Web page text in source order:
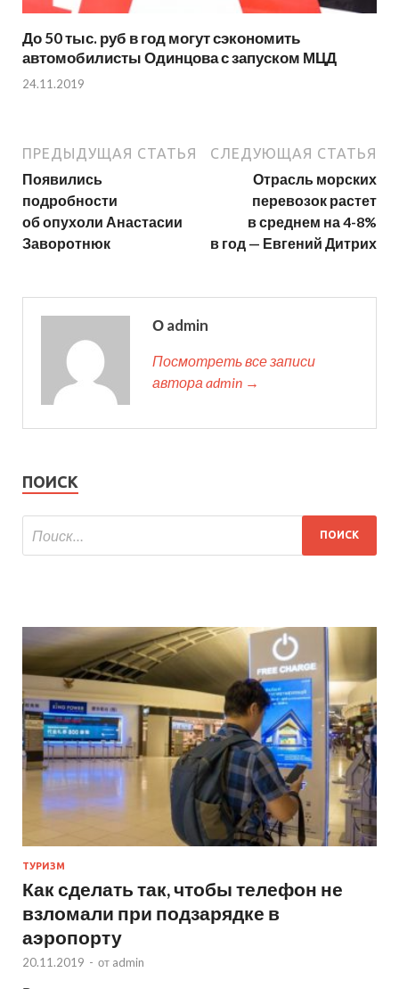
До 50 тыс. руб в год могут сэкономить
автомобилисты Одинцова с запуском МЦД
24.11.2019
ПРЕДЫДУЩАЯ СТАТЬЯ
Появились
подробности
об опухоли Анастасии
Заворотнюк
СЛЕДУЮЩАЯ СТАТЬЯ
Отрасль морских
перевозок растет
в среднем на 4-8%
в год — Евгений Дитрих
О admin
Посмотреть все записи
автора admin →
ПОИСК
ТУРИЗМ
Как сделать так, чтобы телефон не
взломали при подзарядке в
аэропорту
20.11.2019 - от admin